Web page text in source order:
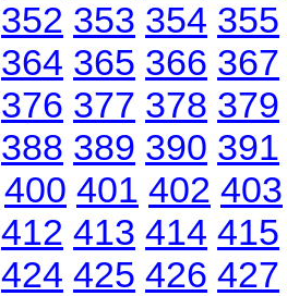
352 353 354 355
364 365 366 367
376 377 378 379
388 389 390 391
400 401 402 403
412 413 414 415
424 425 426 427